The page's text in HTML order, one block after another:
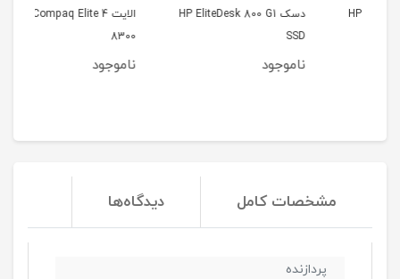
دسک HP EliteDesk 800 G1
الایت 4 HP Compaq Elite
مشخصات کامل دیدگاه‌ها
پردازنده